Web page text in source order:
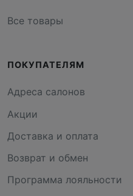
Все товары
ПОКУПАТЕЛЯМ
Адреса салонов
Акции
Доставка и оплата
Возврат и обмен
Программа лояльности